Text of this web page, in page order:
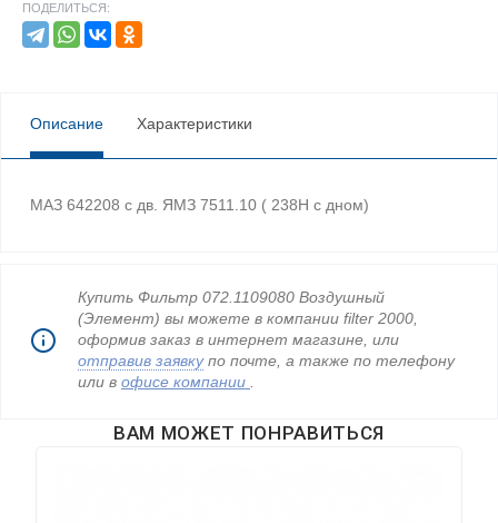
ПОДЕЛИТЬСЯ:
Описание Характеристики
МАЗ 642208 с дв. ЯМЗ 7511.10 ( 238Н с дном)
Купить Фильтр 072.1109080 Воздушный
(Элемент) вы можете в компании filter 2000,
оформив заказ в интернет магазине, или
отправив заявкупо почте, а также по телефону
или в офисе компании
ВАМ МОЖЕТ ПОНРАВИТЬСЯ